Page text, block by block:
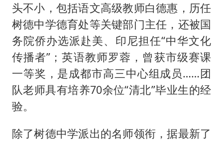
头不小，包括语文高级教师白德惠，历任
树德中学德育处等关键部门主任，还被国
务院侨办选派赴美、印尼担任“中华文化
传播者”；英语教师罗蓉，曾获市级赛课
一等奖，是成都市高三中心组成员……团
队老师具有培养70余位“清北”毕业生的经
验。
除了树德中学派出的名师领衔，据最新了